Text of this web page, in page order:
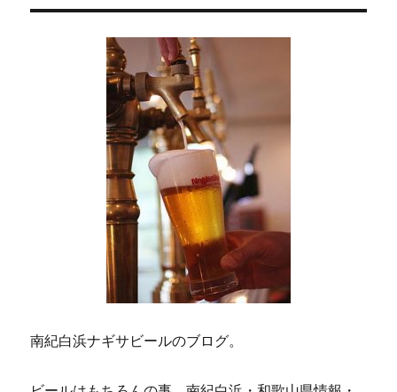
南紀白浜ナギサビールのブログ。